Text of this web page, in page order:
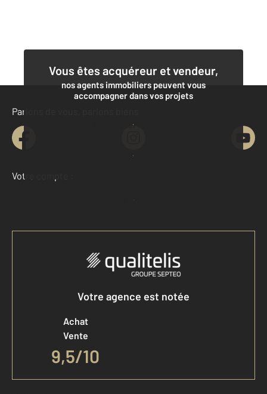
Vous êtes acquéreur et vendeur,
nos agents immobiliers peuvent vous
accompagner dans vos projets
Contacter l'agence
Demander une estimation
Parlons de vous, parlons biens
Votre compte :
Accéder à mon compte
Votre agence est notée
Achat
Vente
9,5/10